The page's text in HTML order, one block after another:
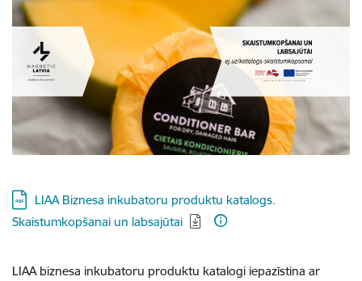
Lejupielādēt:
LIAA Biznesa inkubatoru produktu katalogs.
Skaistumkopšanai un labsajūtai
LIAA biznesa inkubatoru produktu katalogi iepazīstina ar